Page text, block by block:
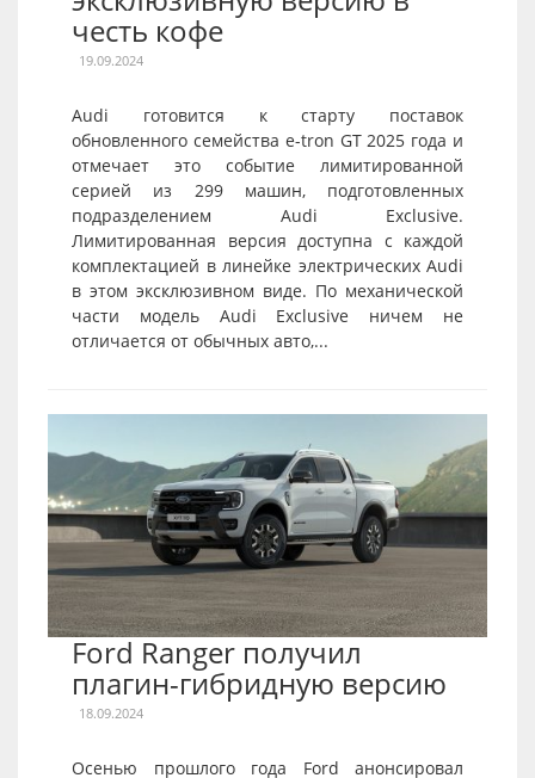
честь кофе
19.09.2024
Audi готовится к старту поставок
обновленного семейства e-tron GT 2025 года и
отмечает это событие лимитированной
серией из 299 машин, подготовленных
подразделением Audi Exclusive.
Лимитированная версия доступна с каждой
комплектацией в линейке электрических Audi
в этом эксклюзивном виде. По механической
части модель Audi Exclusive ничем не
отличается от обычных авто,...
Ford Ranger получил
плагин-гибридную версию
18.09.2024
Осенью прошлого года Ford анонсировал